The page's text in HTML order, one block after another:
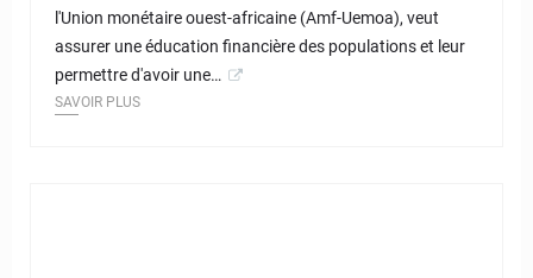
l'Union monétaire ouest-africaine (Amf-Uemoa), veut
assurer une éducation financière des populations et leur
permettre d'avoir une…
SAVOIR PLUS